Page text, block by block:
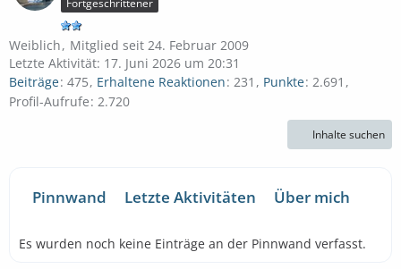
Fortgeschrittener
Weiblich
Mitglied seit 24. Februar 2009
Letzte Aktivität: 17. Juni 2026 um 20:31
Beiträge 475 Erhaltene Reaktionen 231 Punkte 2.691
Profil-Aufrufe 2.720
Inhalte suchen
Pinnwand Letzte Aktivitäten Über mich
Es wurden noch keine Einträge an der Pinnwand verfasst.